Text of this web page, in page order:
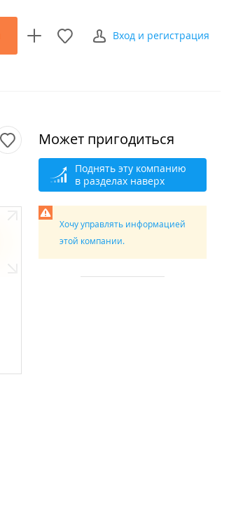
Вход и регистрация
Может пригодиться
Поднять эту компанию
в разделах наверх
Хочу управлять информацией
этой компании.